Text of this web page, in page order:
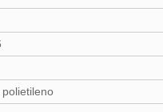
polietileno